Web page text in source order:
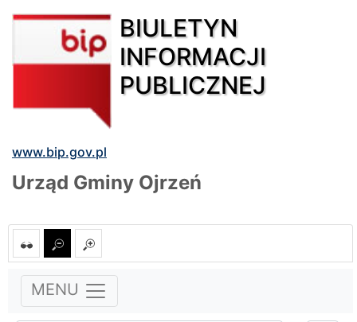
BIULETYN
INFORMACJI
PUBLICZNEJ
www.bip.gov.pl
Urząd Gminy Ojrzeń
MENU